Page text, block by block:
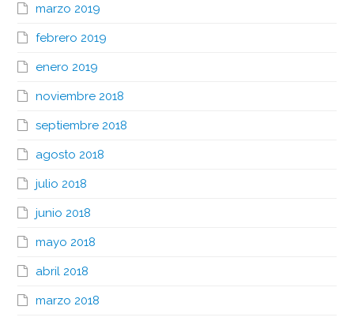
marzo 2019
febrero 2019
enero 2019
noviembre 2018
septiembre 2018
agosto 2018
julio 2018
junio 2018
mayo 2018
abril 2018
marzo 2018